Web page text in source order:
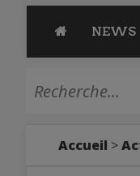
NEWS
Accueil >